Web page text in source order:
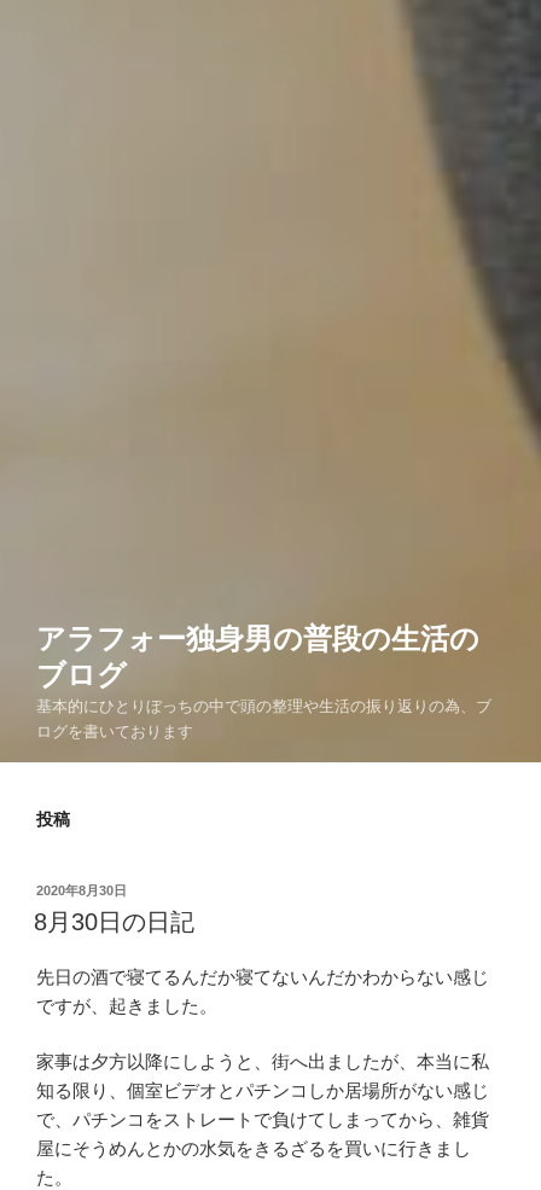
アラフォー独身男の普段の生活の
ブログ
基本的にひとりぼっちの中で頭の整理や生活の振り返りの為、ブ
ログを書いております
投稿
投
稿
日:
2020年8月30日
8月30日の日記
先日の酒で寝てるんだか寝てないんだかわからない感じ
ですが、起きました。
家事は夕方以降にしようと、街へ出ましたが、本当に私
知る限り、個室ビデオとパチンコしか居場所がない感じ
で、パチンコをストレートで負けてしまってから、雑貨
屋にそうめんとかの水気をきるざるを買いに行きまし
た。